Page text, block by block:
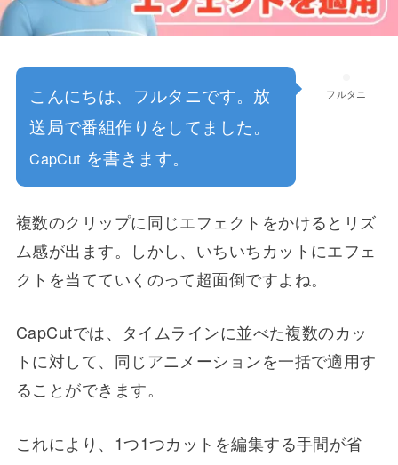
フルタニ
こんにちは、フルタニです。放
送局で番組作りをしてました。
CapCut を書きます。
複数のクリップに同じエフェクトをかけるとリズ
ム感が出ます。しかし、いちいちカットにエフェ
クトを当てていくのって超面倒ですよね。
CapCutでは、タイムラインに並べた複数のカッ
トに対して、同じアニメーションを一括で適用す
ることができます。
これにより、1つ1つカットを編集する手間が省